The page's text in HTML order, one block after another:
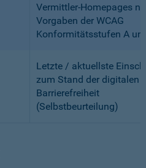
Vermittler-Homepages
Vorgaben der WCAG
Konformitätsstufen A
Letzte / aktuellste
zum Stand der digitalen
Barrierefreiheit
(Selbstbeurteilung)